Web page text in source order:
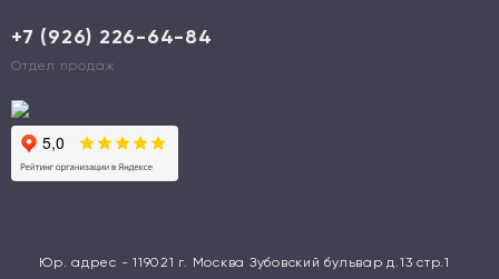
+7 (926) 226-64-84
Отдел продаж
Юр. адрес - 119021 г. Москва Зубовский бульвар д.13 стр.1